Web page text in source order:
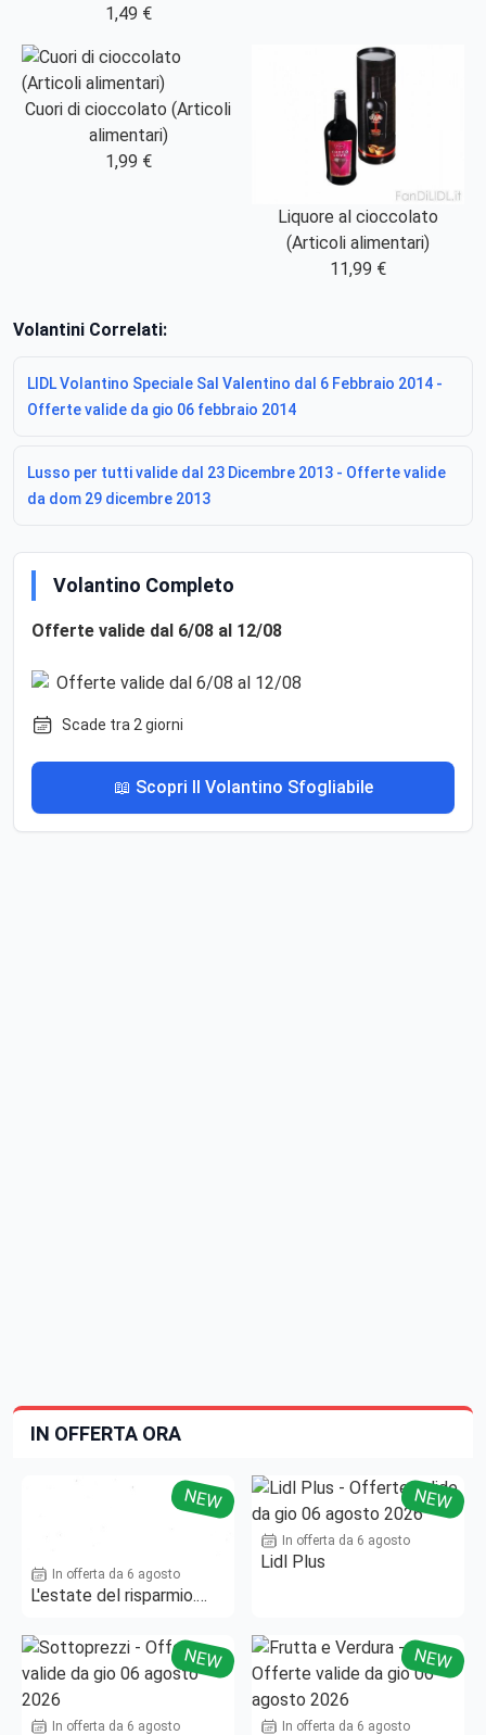
1,49 €
Cuori di cioccolato (Articoli
alimentari)
1,99 €
Liquore al cioccolato
(Articoli alimentari)
11,99 €
Volantini Correlati:
LIDL Volantino Speciale Sal Valentino dal 6 Febbraio 2014 -
Offerte valide da gio 06 febbraio 2014
Lusso per tutti valide dal 23 Dicembre 2013 - Offerte valide
da dom 29 dicembre 2013
Volantino Completo
Offerte valide dal 6/08 al 12/08
Scade tra 2 giorni
📖 Scopri Il Volantino Sfogliabile
IN OFFERTA ORA
NEW
In offerta da 6 agosto
L'estate del risparmio.
NEW
In offerta da 6 agosto
Lidl Plus
NEW
In offerta da 6 agosto
NEW
In offerta da 6 agosto